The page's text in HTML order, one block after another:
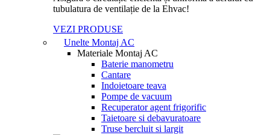
tubulatura de ventilație de la Ehvac!
VEZI PRODUSE
Unelte Montaj AC
Materiale Montaj AC
Baterie manometru
Cantare
Indoietoare teava
Pompe de vacuum
Recuperator agent frigorific
Taietoare si debavuratoare
Truse bercluit si largit